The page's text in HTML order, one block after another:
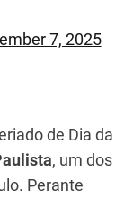
7, 2025
de Dia da
, um dos
Perante